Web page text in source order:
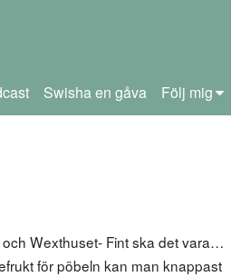
Swisha en gåva Följ mig
Wexthuset- Fint ska det vara…
för pöbeln kan man knappast